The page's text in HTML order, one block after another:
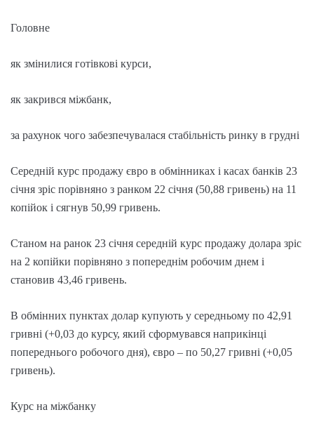
Головне
як змінилися готівкові курси,
як закрився міжбанк,
за рахунок чого забезпечувалася стабільність ринку в грудні
Середній курс продажу євро в обмінниках і касах банків 23
січня зріс порівняно з ранком 22 січня (50,88 гривень) на 11
копійок і сягнув 50,99 гривень.
Станом на ранок 23 січня середній курс продажу долара зріс
на 2 копійки порівняно з попереднім робочим днем і
становив 43,46 гривень.
В обмінних пунктах долар купують у середньому по 42,91
гривні (+0,03 до курсу, який сформувався наприкінці
попереднього робочого дня), євро – по 50,27 гривні (+0,05
гривень).
Курс на міжбанку